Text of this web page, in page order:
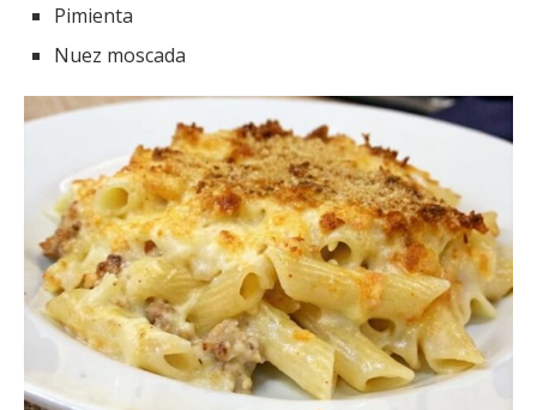
Pimienta
Nuez moscada